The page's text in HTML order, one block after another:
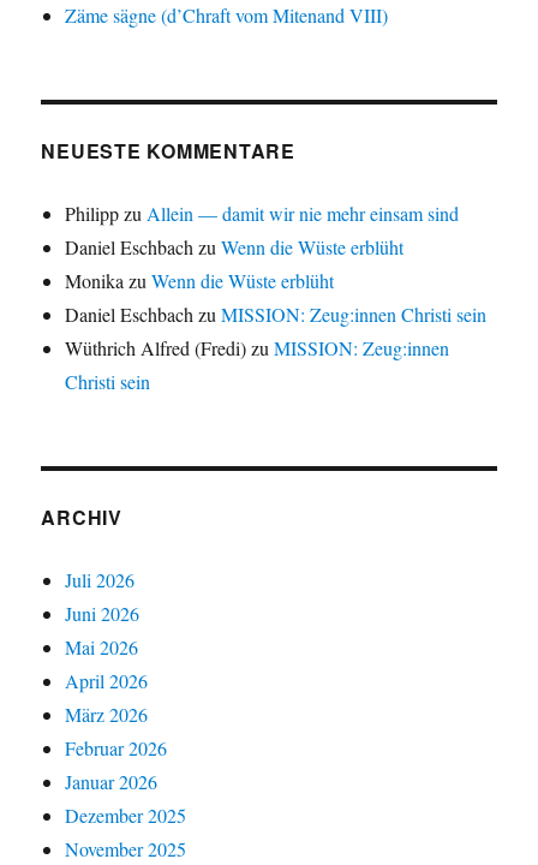
Zäme sägne (d’Chraft vom Mitenand VIII)
NEUESTE KOMMENTARE
Philippzu Allein — damit wir nie mehr einsam sind
Daniel Eschbach zuWenn die Wüste erblüht
Monika zuWenn die Wüste erblüht
Daniel Eschbach zuMISSION: Zeug:innen Christi sein
Wüthrich Alfred (Fredi)zuMISSION: Zeug:innen
Christi sein
ARCHIV
Juli 2026
Juni 2026
Mai 2026
April 2026
März 2026
Februar 2026
Januar 2026
Dezember 2025
November 2025